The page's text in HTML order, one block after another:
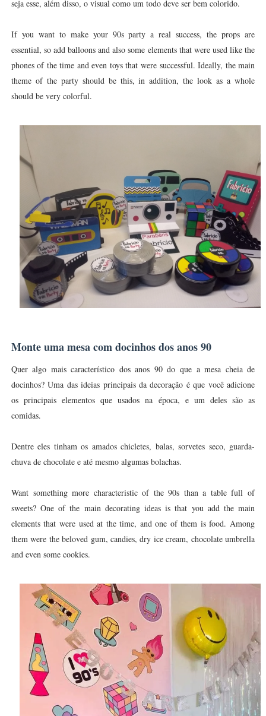
seja esse, além disso, o visual como um todo deve ser bem colorido.
If you want to make your 90s party a real success, the props are
essential, so add balloons and also some elements that were used like the
phones of the time and even toys that were successful. Ideally, the main
theme of the party should be this, in addition, the look as a whole
should be very colorful.
Monte uma mesa com docinhos dos anos 90
Quer algo mais característico dos anos 90 do que a mesa cheia de
docinhos? Uma das ideias principais da decoração é que você adicione
os principais elementos que usados na época, e um deles são as
comidas.
Dentre eles tinham os amados chicletes, balas, sorvetes seco, guarda-
chuva de chocolate e até mesmo algumas bolachas.
Want something more characteristic of the 90s than a table full of
sweets? One of the main decorating ideas is that you add the main
elements that were used at the time, and one of them is food. Among
them were the beloved gum, candies, dry ice cream, chocolate umbrella
and even some cookies.